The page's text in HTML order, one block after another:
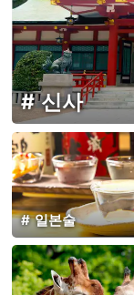
신사
일본술